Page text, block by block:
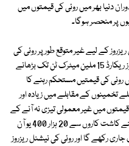
کیے جارہے ہیں۔ 2013-14 کے دوران دنیا بھر میں روئی کی قیمتوں میں
پر منحصر ہوگا۔
دوران نیشنل ریزروز کے لیے غیر متوقع طور پر روئی کی
خریداری جاری رکھنے اور روئی کے نیشنل ریزروز ریکارڈ 15 ملین میٹرک ٹن تک بڑھانے
روئی کی قیمتیں مستحکم رہنے کا
تخمینوں کے مقابلے میں زیادہ اور
میں غیر معمولی تیزی نہ آنے کے
خدشات ہیں۔ چین سال 2013-14 کے دوران اپنے کاشت کاروں سے 20 ہزار 400 یو آن
رکھے گا اور روئی کی نیشنل ریزروز